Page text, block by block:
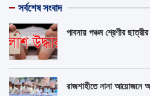
সর্বশেষ সংবাদ
পাবনায় পঞ্চম শ্রেণীর
রাজশাহীতে নানা আয়োজনে